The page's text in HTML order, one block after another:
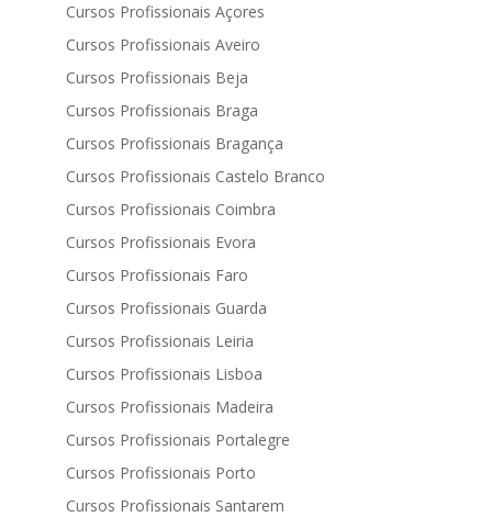
Cursos Profissionais Açores
Cursos Profissionais Aveiro
Cursos Profissionais Beja
Cursos Profissionais Braga
Cursos Profissionais Bragança
Cursos Profissionais Castelo Branco
Cursos Profissionais Coimbra
Cursos Profissionais Evora
Cursos Profissionais Faro
Cursos Profissionais Guarda
Cursos Profissionais Leiria
Cursos Profissionais Lisboa
Cursos Profissionais Madeira
Cursos Profissionais Portalegre
Cursos Profissionais Porto
Cursos Profissionais Santarem